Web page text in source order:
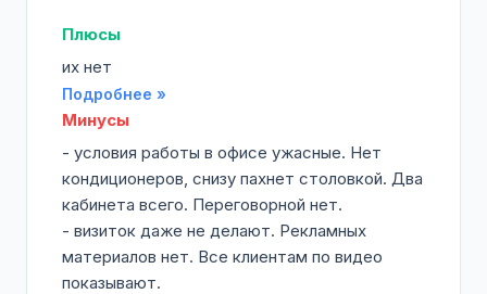
Плюсы
их нет
Подробнее »
Минусы
- условия работы в офисе ужасные. Нет
кондиционеров, снизу пахнет столовкой. Два
кабинета всего. Переговорной нет.
- визиток даже не делают. Рекламных
материалов нет. Все клиентам по видео
показывают.